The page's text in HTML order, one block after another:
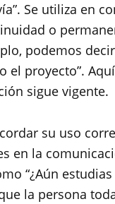
Se utiliza en
o
podemos
el proyecto”.
sigue vigente.
su uso
en la
“¿Aún estudias
la persona